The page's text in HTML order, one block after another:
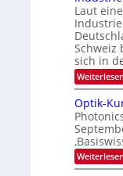
Laut
Schweiz
sich in
Optik-